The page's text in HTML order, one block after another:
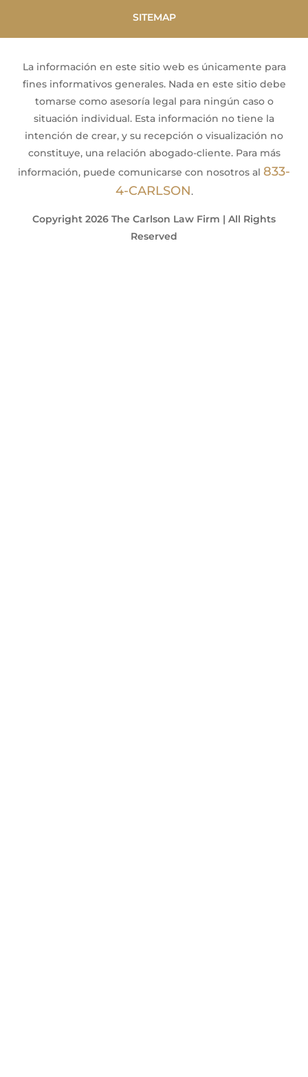
SITEMAP
La información en este sitio web es únicamente para
fines informativos generales. Nada en este sitio debe
tomarse como asesoría legal para ningún caso o
situación individual. Esta información no tiene la
intención de crear, y su recepción o visualización no
constituye, una relación abogado-cliente. Para más
información, puede comunicarse con nosotros al 833-
4-CARLSON.
Copyright 2026 The Carlson Law Firm | All Rights
Reserved